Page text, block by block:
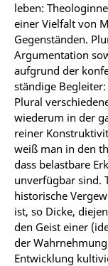
leben:
einer Vielfalt von
Gegenständen.
Argumentation
aufgrund der
ständige
Plural
wiederum in der
reiner
weiß man in den
dass belastbare
unverfügbar sind.
historische
ist, so Dicke,
den Geist einer
der
Entwicklung